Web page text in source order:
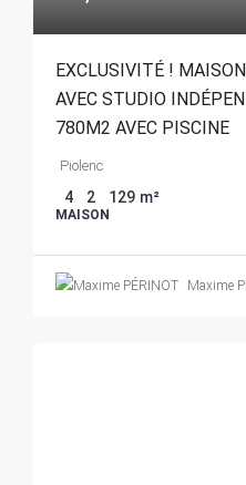
EXCLUSIVITÉ !
AVEC STUDIO
780M2 AVEC PISCINE
Piolenc
4 2 129 m²
MAISON
Maxime